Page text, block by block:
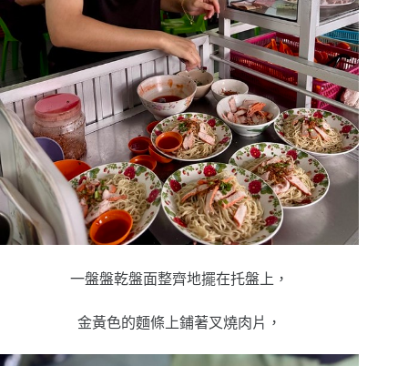
一盤盤乾盤面整齊地擺在托盤上，
金黃色的麵條上鋪著叉燒肉片，